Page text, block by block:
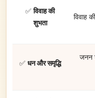
✅विवाह की
शुभता
विवाह
✅ धन और समृद्धि
जनन